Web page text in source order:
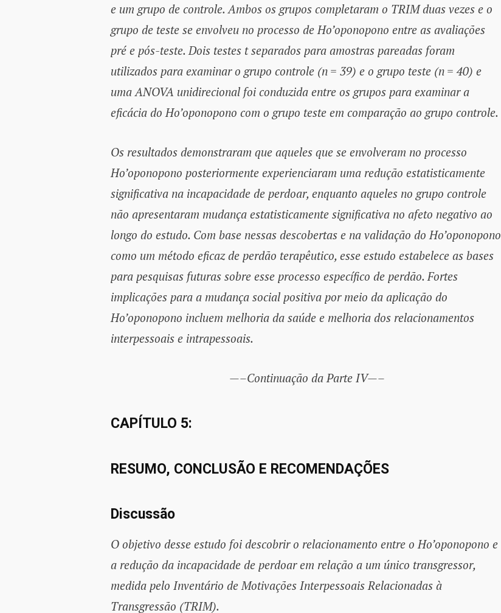
e um grupo de controle. Ambos os grupos completaram o TRIM duas vezes e o
grupo de teste se envolveu no processo de Ho’oponopono entre as avaliações
pré e pós-teste. Dois testes t separados para amostras pareadas foram
utilizados para examinar o grupo controle (n = 39) e o grupo teste (n = 40) e
uma ANOVA unidirecional foi conduzida entre os grupos para examinar a
eficácia do Ho’oponopono com o grupo teste em comparação ao grupo controle.
Os resultados demonstraram que aqueles que se envolveram no processo
Ho’oponopono posteriormente experienciaram uma redução estatisticamente
significativa na incapacidade de perdoar, enquanto aqueles no grupo controle
não apresentaram mudança estatisticamente significativa no afeto negativo ao
longo do estudo. Com base nessas descobertas e na validação do Ho’oponopono
como um método eficaz de perdão terapêutico, esse estudo estabelece as bases
para pesquisas futuras sobre esse processo específico de perdão. Fortes
implicações para a mudança social positiva por meio da aplicação do
Ho’oponopono incluem melhoria da saúde e melhoria dos relacionamentos
interpessoais e intrapessoais.
—–Continuação da Parte IV—–
CAPÍTULO 5:
RESUMO, CONCLUSÃO E RECOMENDAÇÕES
Discussão
O objetivo desse estudo foi descobrir o relacionamento entre o Ho’oponopono e
a redução da incapacidade de perdoar em relação a um único transgressor,
medida pelo Inventário de Motivações Interpessoais Relacionadas à
Transgressão (TRIM).